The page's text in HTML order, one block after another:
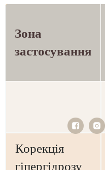
Зона
застосування
Корекція
гіпергідрозу